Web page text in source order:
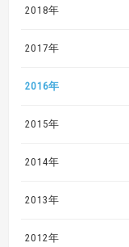
2018年
2017年
2016年
2015年
2014年
2013年
2012年